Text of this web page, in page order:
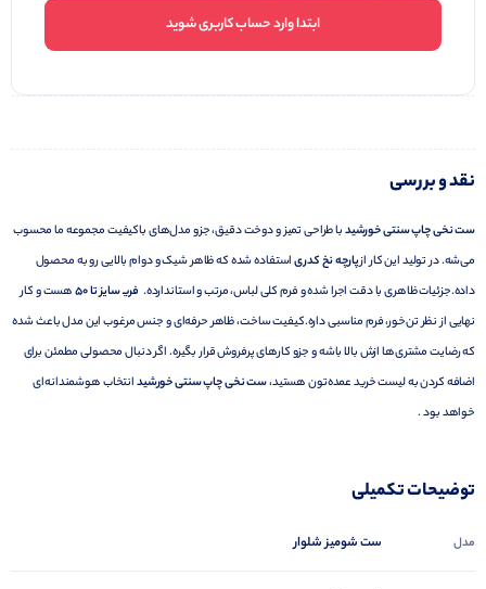
ابتدا وارد حساب کاربری شوید
نقد و بررسی
ست نخی چاپ سنتی خورشیدبا طراحی تمیز و دوخت دقیق، جزو مدل‌های باکیفیت مجموعه ما محسوب
می‌شه. در تولید این کار ازپارچه نخ کدریاستفاده شده که ظاهر شیک و دوام بالایی رو به محصول
داده.جزئیات ظاهری با دقت اجرا شده و فرم کلی لباس، مرتب و استاندارده. فریـ سایز تا 50
هست و کار
نهایی از نظر تن‌خور، فرم مناسبی داره.کیفیت ساخت، ظاهر حرفه‌ای و جنس مرغوب این مدل باعث شده
که رضایت مشتری‌ها ازش بالا باشه و جزو کارهای پرفروش قرار بگیره. اگر دنبال محصولی مطمئن برای
اضافه کردن به لیست خرید عمده‌تون هستید،ست نخی چاپ سنتی خورشیدانتخاب هوشمندانه‌ای
خواهد بود .
توضیحات تکمیلی
مدل ست شومیز شلوار